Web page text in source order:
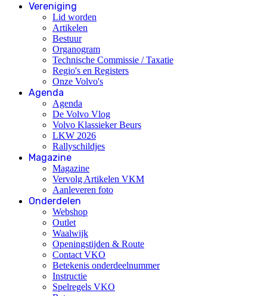
Vereniging
Lid worden
Artikelen
Bestuur
Organogram
Technische Commissie / Taxatie
Regio's en Registers
Onze Volvo's
Agenda
Agenda
De Volvo Vlog
Volvo Klassieker Beurs
LKW 2026
Rallyschildjes
Magazine
Magazine
Vervolg Artikelen VKM
Aanleveren foto
Onderdelen
Webshop
Outlet
Waalwijk
Openingstijden & Route
Contact VKO
Betekenis onderdeelnummer
Instructie
Spelregels VKO